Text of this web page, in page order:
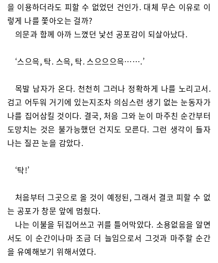
을 이용하더라도 피할 수 없었던 건인가. 대체 무슨 이유로 이
렇게 나를 쫓아오는 걸까?
의문과 함께 아까 느꼈던 낯선 공포감이 되살아났다.
‘스으윽, 탁. 스윽, 탁. 스으으으윽…….’
목발 남자가 온다. 천천히 그러나 정확하게 나를 노리고서.
검고 어두워 거기에 있는지조차 의심스런 생기 없는 눈동자가
나를 집어삼킬 것이다. 결국, 처음 그와 눈이 마주친 순간부터
도망치는 것은 불가능했던 건지도 모른다. 그런 생각이 들자
나는 질끈 눈을 감았다.
‘탁!’
처음부터 그곳으로 올 것이 예정된, 그래서 결코 피할 수 없
는 공포가 창문 앞에 멈췄다.
나는 이불을 뒤집어쓰고 귀를 틀어막았다. 소용없음을 알면
서도 이 순간이나마 조금 더 늘임으로서 그것과 마주할 순간
을 유예해보기 위해서였다.